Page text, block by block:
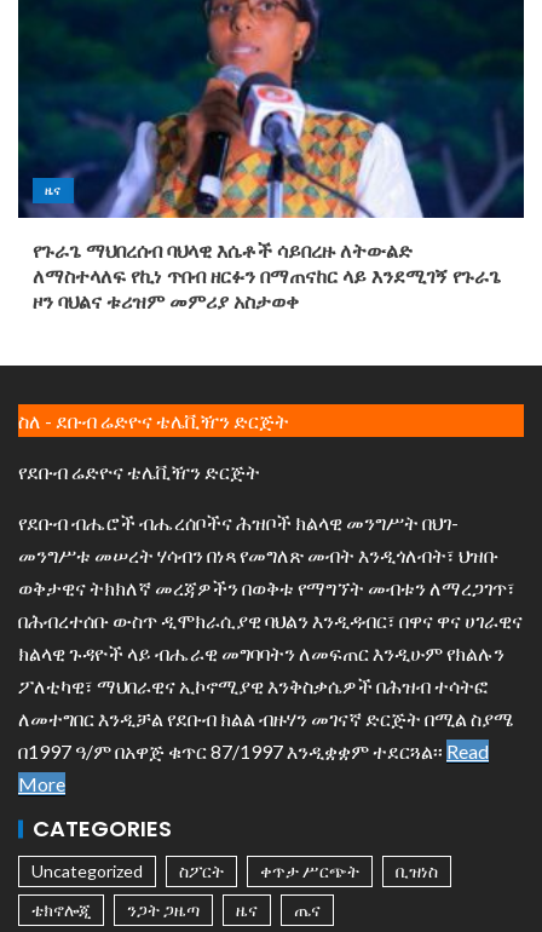
ዜና
የጉራጌ ማህበረሰብ ባህላዊ እሴቶች ሳይበረዙ ለትውልድ
ለማስተላለፍ የኪነ ጥበብ ዘርፉን በማጠናከር ላይ እንደሚገኝ የጉራጌ
ዞን ባህልና ቱሪዝም መምሪያ አስታወቀ
ስለ - ደቡብ ሬድዮና ቴሌቪዥን ድርጅት
የደቡብ ሬድዮና ቴሌቪዥን ድርጅት
የደቡብ ብሔሮች ብሔረሰቦችና ሕዝቦች ክልላዊ መንግሥት በህገ-
መንግሥቱ መሠረት ሃሳብን በነጻ የመግለጽ መብት እንዲጎለብት፣ ህዝቡ
ወቅታዊና ትክክለኛ መረጃዎችን በወቅቱ የማግኘት መብቱን ለማረጋገጥ፣
በሕብረተሰቡ ውስጥ ዲሞክራሲያዊ ባህልን እንዲዳብር፣ በዋና ዋና ሀገራዊና
ክልላዊ ጉዳዮች ላይ ብሔራዊ መግባባትን ለመፍጠር እንዲሁም የክልሉን
ፖለቲካዊ፣ ማህበራዊና ኢኮኖሚያዊ እንቅስቃሴዎች በሕዝብ ተሳትፎ
ለመተግበር እንዲቻል የደቡብ ክልል ብዙሃን መገናኛ ድርጅት በሚል ስያሜ
በ1997 ዓ/ም በአዋጅ ቁጥር 87/1997 እንዲቋቋም ተደርጓል፡፡ Read
More
CATEGORIES
Uncategorized ስፖርት ቀጥታ ሥርጭት
ቢዝነስ
ቴክኖሎጂ
ንጋት ጋዜጣ ዜና ጤና